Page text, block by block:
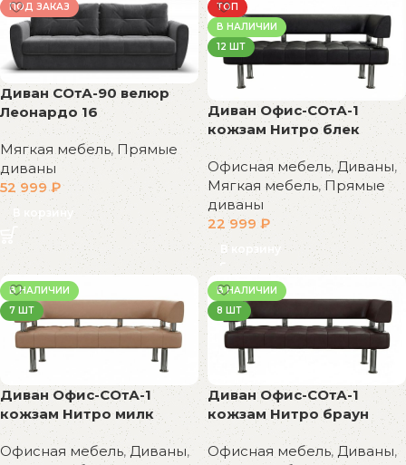
ПОД ЗАКАЗ
Диван СОтА-90 велюр
Леонардо 16
Мягкая мебель, Прямые
диваны
52 999₽
В корзину
ТОП
В НАЛИЧИИ
12 ШТ
Диван Офис-СОтА-1
кожзам Нитро блек
Офисная мебель,Диваны,
Мягкая мебель,Прямые
диваны
22 999 ₽
В корзину
В НАЛИЧИИ
7 ШТ
Диван Офис-СОтА-1
кожзам Нитро милк
Офисная мебель,Диваны,
В НАЛИЧИИ
8 ШТ
Диван Офис-СОтА-1
кожзам Нитро браун
Офисная мебель, Диваны,